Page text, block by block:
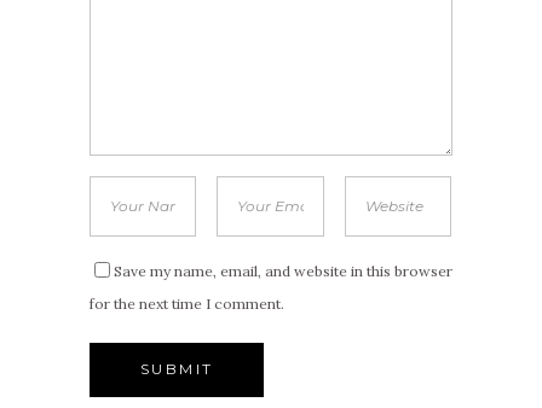
Save my name, email, and website in this browser
for the next time I comment.